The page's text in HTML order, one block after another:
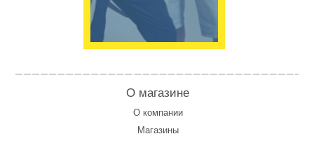
О магазине
О компании
Магазины